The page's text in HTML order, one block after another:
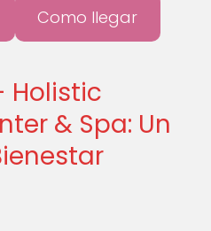
Como llegar
Holistic
& Spa: Un